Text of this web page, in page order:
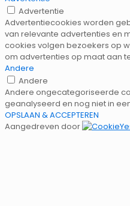
Advertentie
Advertentiecookies worden
van relevante advertenties en
cookies volgen bezoekers op
om advertenties op maat aan
Andere
Andere
Andere ongecategoriseerde
geanalyseerd en nog niet in
OPSLAAN & ACCEPTEREN
Aangedreven door